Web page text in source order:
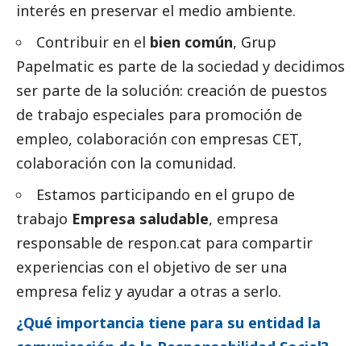
interés en preservar el medio ambiente.
Contribuir en el bien común, Grup
Papelmatic es parte de la sociedad y decidimos
ser parte de la solución: creación de puestos
de trabajo especiales para promoción de
empleo, colaboración con empresas CET,
colaboración con la comunidad.
Estamos participando en el grupo de
trabajo Empresa saludable, empresa
responsable de respon.cat para compartir
experiencias con el objetivo de ser una
empresa feliz y ayudar a otras a serlo.
¿Qué importancia tiene para su entidad la